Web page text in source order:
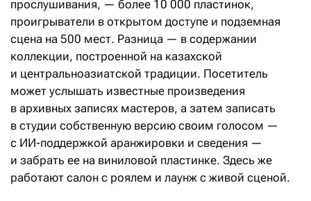
прослушивания, — более 10 000 пластинок,
проигрыватели в открытом доступе и подземная
сцена на 500 мест. Разница — в содержании
коллекции, построенной на казахской
и центральноазиатской традиции. Посетитель
может услышать известные произведения
в архивных записях мастеров, а затем записать
в студии собственную версию своим голосом —
с ИИ-поддержкой аранжировки и сведения —
и забрать ее на виниловой пластинке. Здесь же
работают салон с роялем и лаунж с живой сценой.